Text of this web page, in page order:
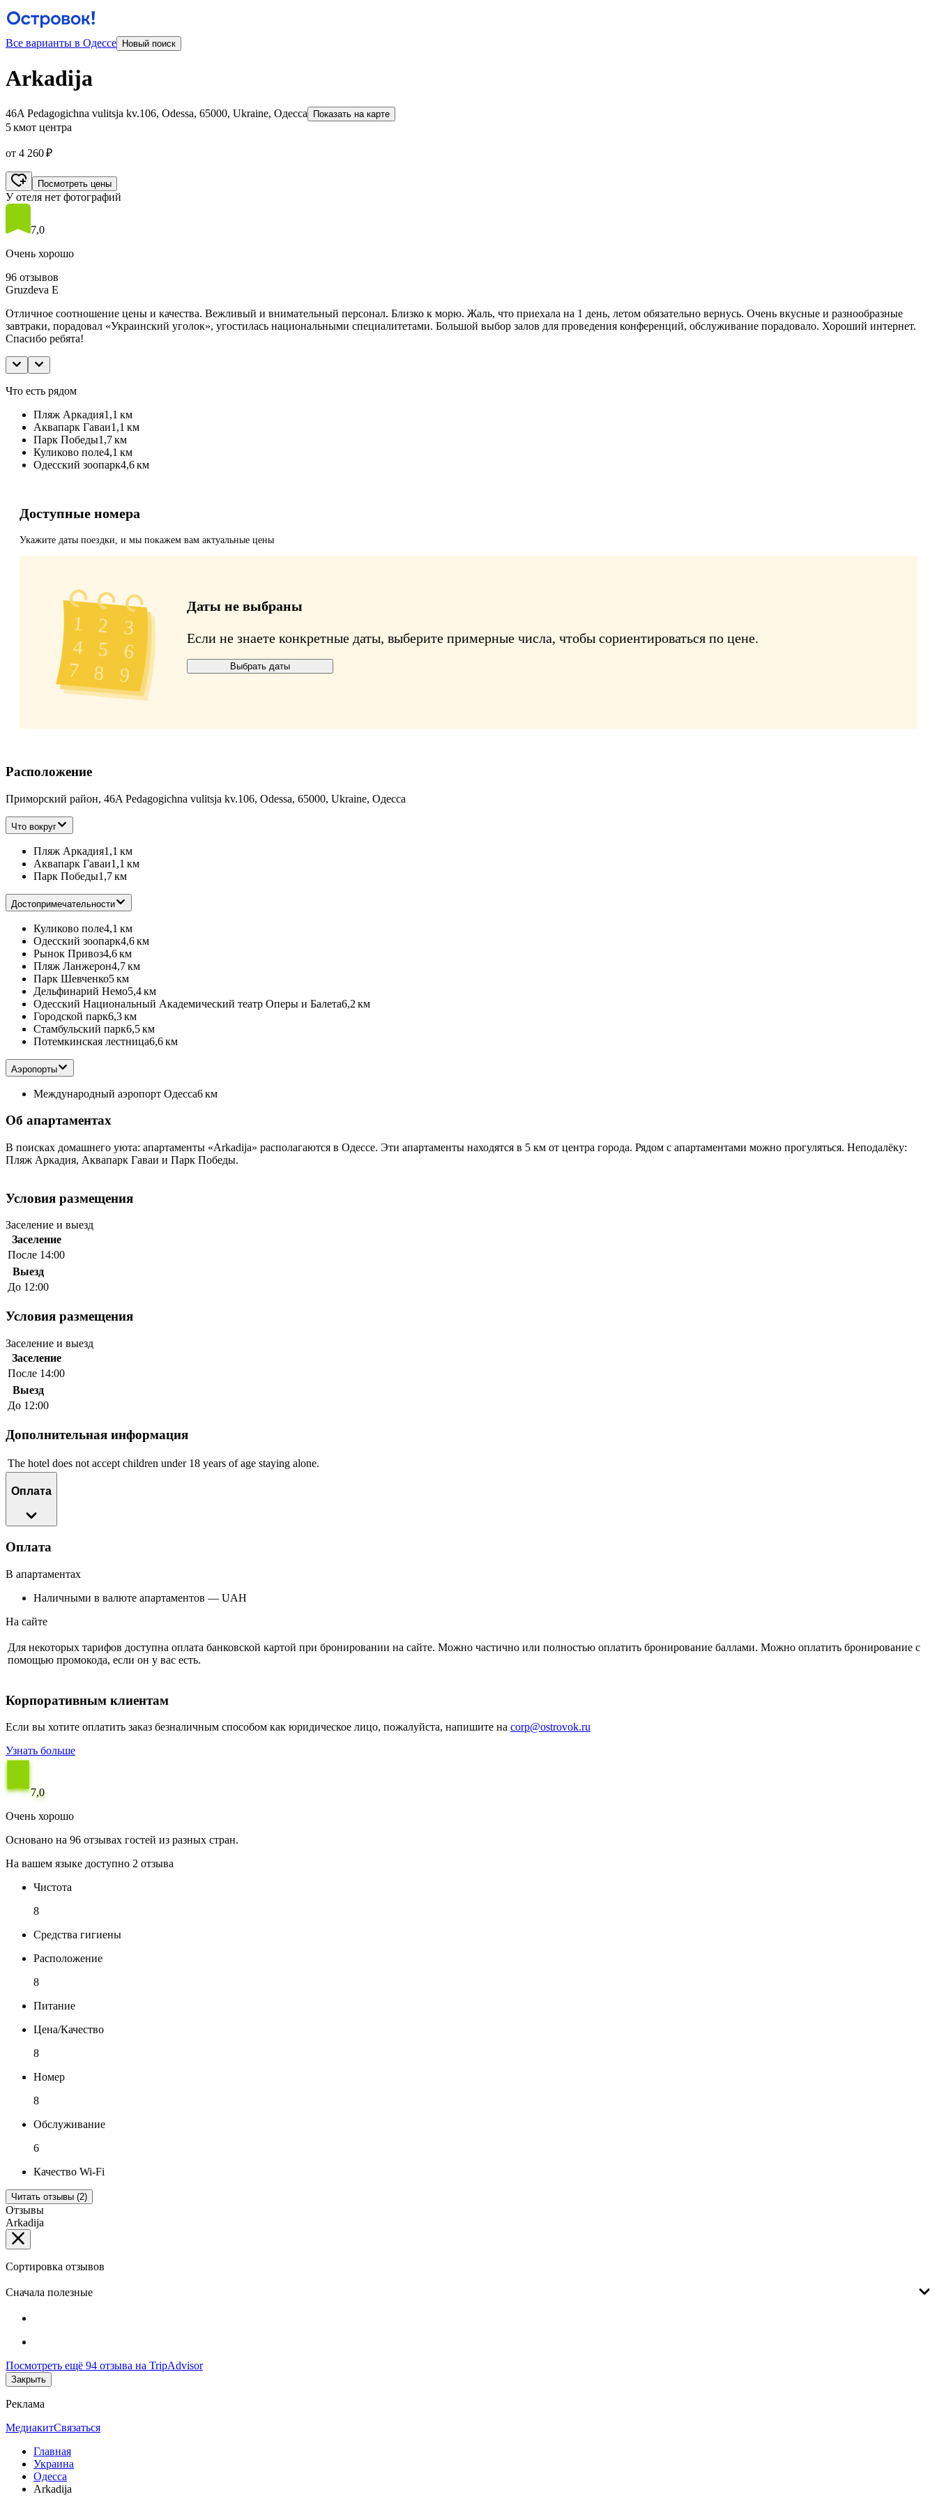
Все варианты в Одессе Новый поиск
Arkadija
46A Pedagogіchna vulitsja kv.106, Odessa, 65000, Ukraine, Одесса Показать на карте
5 кмот центра
от 4 260 ₽
Посмотреть цены
У отеля нет фотографий
7,0
Очень хорошо
96 отзывов
Gruzdeva E
Отличное соотношение цены и качества. Вежливый и внимательный персонал. Близко к морю. Жаль, что приехала на 1 день, летом обязательно вернусь. Очень вкусные и разнообразные
завтраки, порадовал «Украинский уголок», угостилась национальными специалитетами. Большой выбор залов для проведения конференций, обслуживание порадовало. Хороший интернет.
Спасибо ребята!
Что есть рядом
Пляж Аркадия1,1 км
Аквапарк Гаваи1,1 км
Парк Победы1,7 км
Куликово поле4,1 км
Одесский зоопарк4,6 км
Доступные номера
Укажите даты поездки, и мы покажем вам актуальные цены
Даты не выбраны
Если не знаете конкретные даты, выберите примерные числа, чтобы сориентироваться по цене.
Выбрать даты
Расположение
Приморский район, 46A Pedagogіchna vulitsja kv.106, Odessa, 65000, Ukraine, Одесса
Что вокруг
Пляж Аркадия1,1 км
Аквапарк Гаваи1,1 км
Парк Победы1,7 км
Достопримечательности
Куликово поле4,1 км
Одесский зоопарк4,6 км
Рынок Привоз4,6 км
Пляж Ланжерон4,7 км
Парк Шевченко5 км
Дельфинарий Немо5,4 км
Одесский Национальный Академический театр Оперы и Балета6,2 км
Городской парк6,3 км
Стамбульский парк6,5 км
Потемкинская лестница6,6 км
Аэропорты
Международный аэропорт Одесса6 км
Об апартаментах
В поисках домашнего уюта: апартаменты «Arkadija» располагаются в Одессе. Эти апартаменты находятся в 5 км от центра города. Рядом с апартаментами можно прогуляться. Неподалёку:
Пляж Аркадия, Аквапарк Гаваи и Парк Победы.
Условия размещения
Заселение и выезд
Заселение
После 14:00
Выезд
До 12:00
Условия размещения
Заселение и выезд
Заселение
После 14:00
Выезд
До 12:00
Дополнительная информация
The hotel does not accept children under 18 years of age staying alone.
Оплата
Оплата
В апартаментах
Наличными в валюте апартаментов — UAH
На сайте
Для некоторых тарифов доступна оплата банковской картой при бронировании на сайте. Можно частично или полностью оплатить бронирование баллами. Можно оплатить бронирование с
помощью промокода, если он у вас есть.
Корпоративным клиентам
Если вы хотите оплатить заказ безналичным способом как юридическое лицо, пожалуйста, напишите на corp@ostrovok.ru
Узнать больше
7,0
Очень хорошо
Основано на 96 отзывах гостей из разных стран.
На вашем языке доступно 2 отзыва
Чистота
8
Средства гигиены
Расположение
8
Питание
Цена/Качество
8
Номер
8
Обслуживание
6
Качество Wi-Fi
Читать отзывы (2)
Отзывы
Arkadija
Сортировка отзывов
Сначала полезные
Посмотреть ещё 94 отзыва на TripAdvisor
Закрыть
Реклама
МедиакитСвязаться
Главная
Украина
Одесса
Arkadija